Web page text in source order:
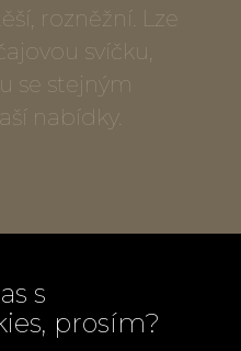
rozněžní. Lze
svíčku,
se stejným
nabídky.
malovaným
s
prosím?